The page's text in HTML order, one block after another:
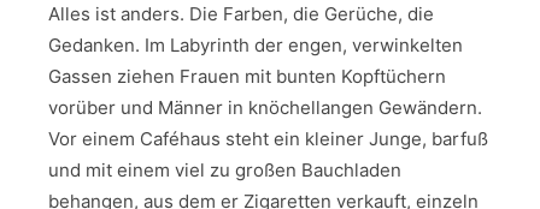
Alles ist anders. Die Farben, die Gerüche, die
Gedanken. Im Labyrinth der engen, verwinkelten
Gassen ziehen Frauen mit bunten Kopftüchern
vorüber und Männer in knöchellangen Gewändern.
Vor einem Caféhaus steht ein kleiner Junge, barfuß
und mit einem viel zu großen Bauchladen
behangen, aus dem er Zigaretten verkauft, einzeln